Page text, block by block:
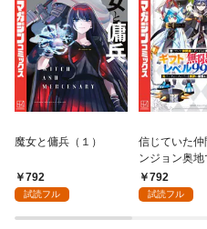
魔女と傭兵（１）
792
試読フル
信じていた仲
ンジョン奥地
かけたがギフ
ガチャ』でレ
792
試読フル